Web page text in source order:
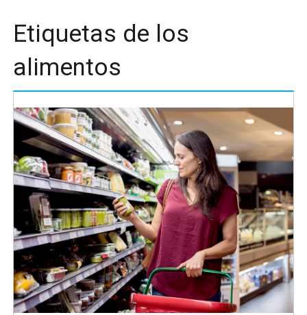
Etiquetas de los
alimentos